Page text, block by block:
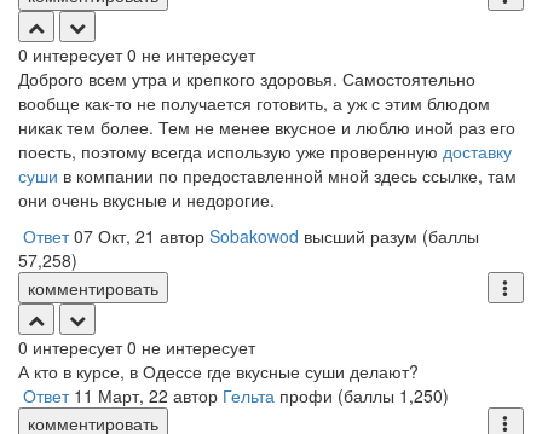
0 интересует 0 не интересует
Доброго всем утра и крепкого здоровья. Самостоятельно
вообще как-то не получается готовить, а уж с этим блюдом
никак тем более. Тем не менее вкусное и люблю иной раз его
поесть, поэтому всегда использую уже проверенную доставку
суши в компании по предоставленной мной здесь ссылке, там
они очень вкусные и недорогие.
Ответ 07 Окт, 21 автор Sobakowod высший разум (баллы
57,258)
комментировать
0 интересует 0 не интересует
А кто в курсе, в Одессе где вкусные суши делают?
Ответ 11 Март, 22 автор Гельта профи (баллы 1,250)
комментировать